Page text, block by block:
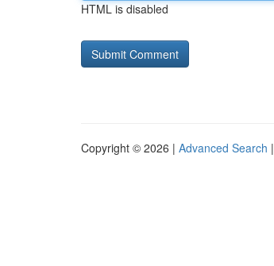
HTML is disabled
Copyright © 2026 | Advanced Search |